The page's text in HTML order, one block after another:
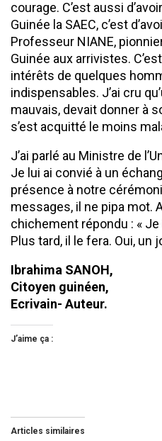
courage. C’est aussi
Guinée la SAEC, c’est
Professeur NIANE,
Guinée aux arrivistes.
intérêts de quelques
indispensables. J’ai cru
mauvais, devait donner à
s’est acquitté le moins
J’ai parlé au Ministre de
Je lui ai convié à un
présence à notre
messages, il ne pipa mot.
chichement répondu : «
Plus tard, il le fera. Oui, un
Ibrahima SANOH,
Citoyen guinéen,
Ecrivain- Auteur.
J’aime ça :
Articles similaires